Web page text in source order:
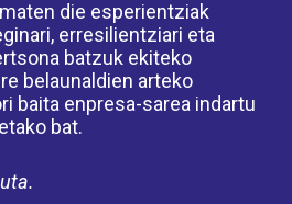
die esperientziak
erresilientziari eta
batzuk ekiteko
belaunaldien arteko
baita enpresa-sarea indartu
bat.